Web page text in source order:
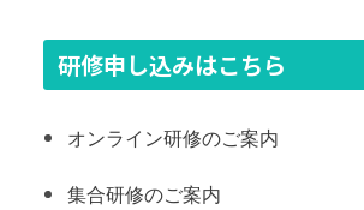
研修申し込みはこちら
オンライン研修のご案内
集合研修のご案内